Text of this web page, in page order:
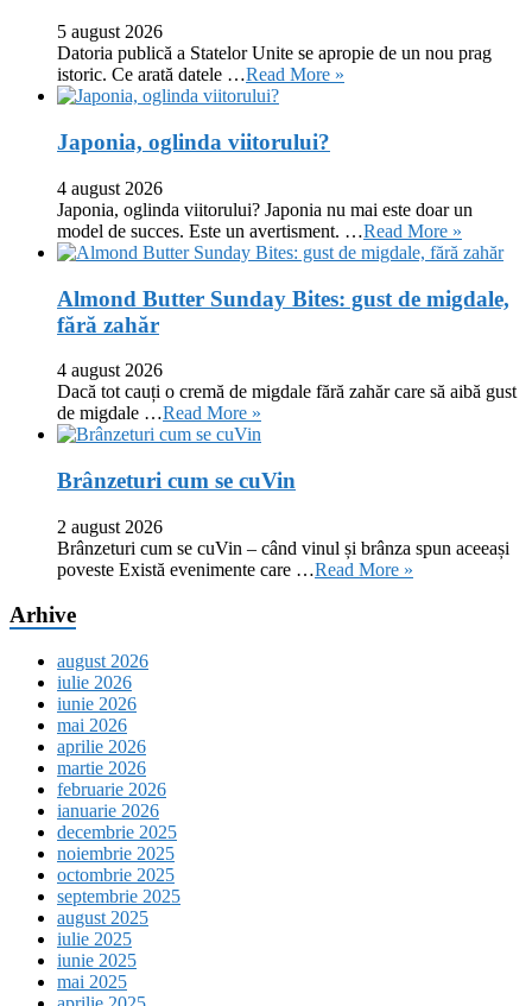
5 august 2026
Datoria publică a Statelor Unite se apropie de un nou prag
istoric. Ce arată datele …Read More »
Japonia, oglinda viitorului?
4 august 2026
Japonia, oglinda viitorului? Japonia nu mai este doar un
model de succes. Este un avertisment. …Read More »
Almond Butter Sunday Bites: gust de migdale,
fără zahăr
4 august 2026
Dacă tot cauți o cremă de migdale fără zahăr care să aibă gust
de migdale …Read More »
Brânzeturi cum se cuVin
2 august 2026
Brânzeturi cum se cuVin – când vinul și brânza spun aceeași
poveste Există evenimente care …Read More »
Arhive
august 2026
iulie 2026
iunie 2026
mai 2026
aprilie 2026
martie 2026
februarie 2026
ianuarie 2026
decembrie 2025
noiembrie 2025
octombrie 2025
septembrie 2025
august 2025
iulie 2025
iunie 2025
mai 2025